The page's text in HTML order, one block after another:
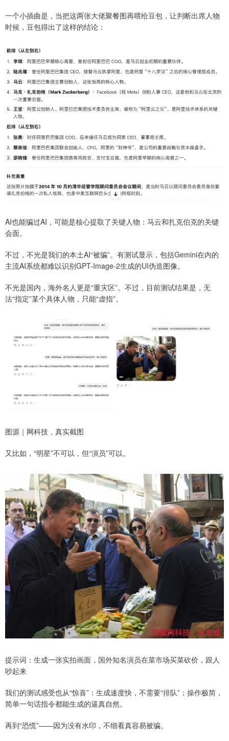
一个小插曲是，当把这两张大佬聚餐图再喂给豆包，让判断出席人物
时候，豆包得出了这样的结论：
AI也能骗过AI，可能是核心提取了关键人物：马云和扎克伯克的关键
会面。
不过，不光是我们的本土AI“被骗”。有测试显示，包括Gemini在内的
主流AI系统都难以识别GPT-Image-2生成的UI伪造图像。
不光是国内，海外名人更是“重灾区”。不过，目前测试结果是，无
法“指定”某个具体人物，只能“虚指”。
图源｜网科技，真实截图
又比如，“明星”不可以，但“演员”可以。
提示词：生成一张实拍画面，国外知名演员在菜市场买菜砍价，跟人
吵起来
我们的测试感受也从“惊喜”：生成速度快，不需要“排队”；操作极简，
简单一句话指令都能生成的逼真自然。
再到“恐慌”——因为没有水印，不细看真容易被骗。